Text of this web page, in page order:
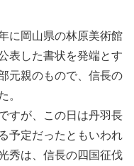
に岡山県の林原美術館
表した書状を発端とす
元親のもので、信長の
すが、この日は丹羽長
予定だったともいわれ
秀は、信長の四国征伐